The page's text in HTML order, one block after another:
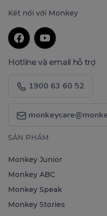
Kết nối với Monkey
Hotline và email hỗ trợ
1900 63 60 52
SẢN PHẨM
Monkey Junior
Monkey ABC
Monkey Speak
Monkey Stories